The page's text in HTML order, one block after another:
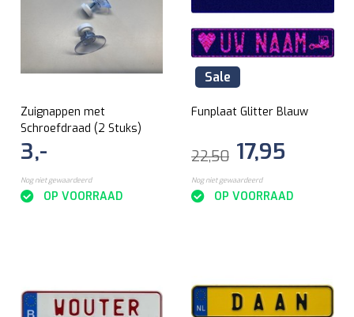
Zuignappen met
Schroefdraad (2 Stuks)
3,-
Nog niet gewaardeerd
OP VOORRAAD
Sale
Funplaat Glitter Blauw
22,50 17,95
Nog niet gewaardeerd
OP VOORRAAD